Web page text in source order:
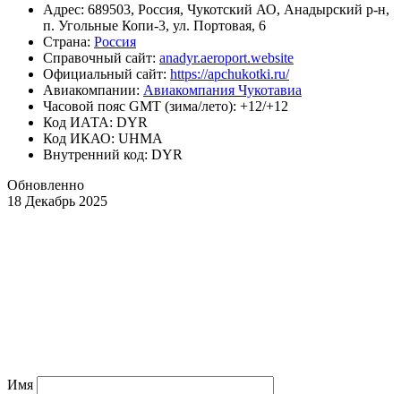
Адрес: 689503, Россия, Чукотский АО, Анадырский р-н,
п. Угольные Копи-3, ул. Портовая, 6
Страна: Россия
Справочный сайт: anadyr.aeroport.website
Официальный cайт: https://apchukotki.ru/
Авиакомпании: Авиакомпания Чукотавиа
Часовой пояс GMT (зима/лето): +12/+12
Код ИАТА: DYR
Код ИКАО: UHMA
Внутренний код: DYR
Обновленно
18 Декабрь 2025
Имя